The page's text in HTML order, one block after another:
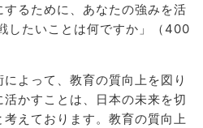
するために、あなたの強みを活
したいことは何ですか」（400
よって、教育の質向上を図り
かすことは、日本の未来を切
えております。教育の質向上